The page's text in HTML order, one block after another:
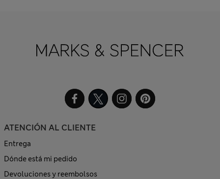
ATENCIÓN AL CLIENTE
Entrega
Dónde está mi pedido
Devoluciones y reembolsos